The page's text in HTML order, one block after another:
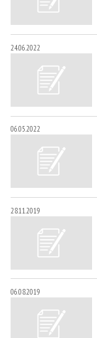
24.06.2022
06.05.2022
28.11.2019
06.08.2019